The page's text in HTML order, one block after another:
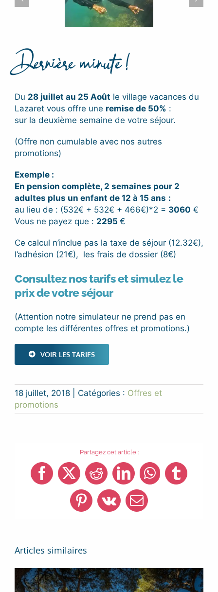
Dernière minute !
Du 28 juillet au 25 Août le village vacances du
Lazaret vous offre une remise de 50% :
sur la deuxième semaine de votre séjour.
(Offre non cumulable avec nos autres
promotions)
Exemple :
En pension complète, 2 semaines pour 2
adultes plus un enfant de 12 à 15 ans :
au lieu de : (532€ + 532€ + 466€)*2 = 3060 €
Vous ne payez que : 2295 €
Ce calcul n’inclue pas la taxe de séjour (12.32€),
l’adhésion (21€), les frais de dossier (8€)
Consultez nos tarifs et simulez le
prix de votre séjour
(Attention notre simulateur ne prend pas en
compte les différentes offres et promotions.)
VOIR LES TARIFS
18 juillet, 2018 Catégories : Offres et
promotions
Partagez cet article :
Facebook
X RedditLinkedInWhatsApp
Tumblr
Pinterest
Vk Email
Articles similaires